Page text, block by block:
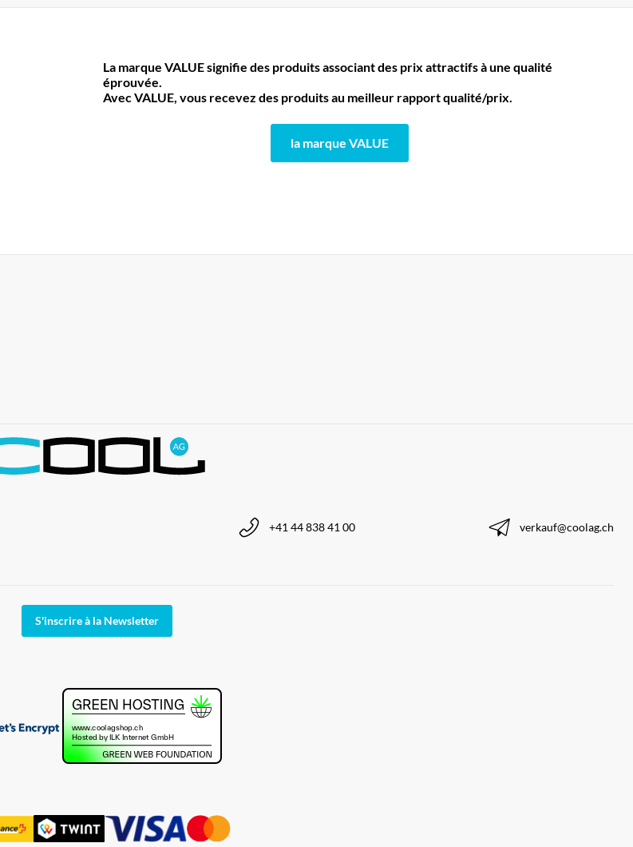
La marque VALUE signifie des produits associant des prix attractifs à une qualité
éprouvée.
Avec VALUE, vous recevez des produits au meilleur rapport qualité/prix.
la marque VALUE
+41 44 838 41 00 verkauf@coolag.ch
S'inscrire à la Newsletter